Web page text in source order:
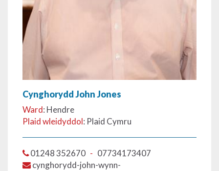
Cynghorydd John Jones
Ward: Hendre
Plaid wleidyddol: Plaid Cymru
01248 352670 - 07734173407
cynghorydd-john-wynn-